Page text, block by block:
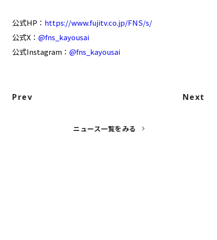
公式HP： https://www.fujitv.co.jp/FNS/s/
公式X： @fns_kayousai
公式Instagram： @fns_kayousai
Prev Next
ニュース一覧をみる